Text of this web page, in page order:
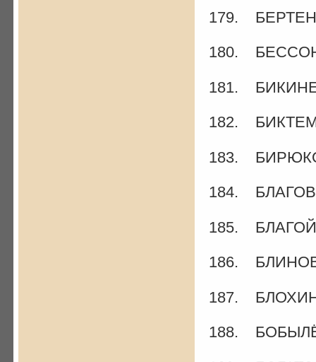
179.
180.
181.
182.
183.
184. БЛАГОВ
185. БЛАГОЙ
186. БЛИНОВ
187. БЛОХИН
188.